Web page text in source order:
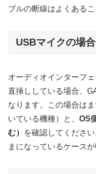
ブルの断線はよくあるこ
USBマイクの場
オーディオインターフ
直挿ししている場合、
なります。この場合は
いている機種）と、 OS
む）
を確認してくださ
まになっているケースが